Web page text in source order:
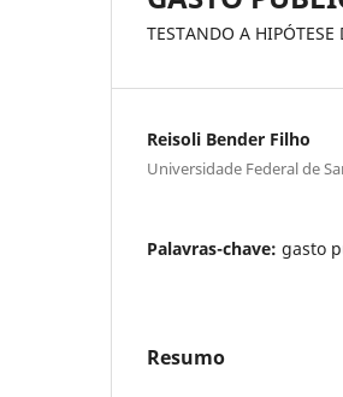
TESTANDO A
Reisoli Bender Filho
Universidade Federal de
Palavras-chave: gasto
Resumo